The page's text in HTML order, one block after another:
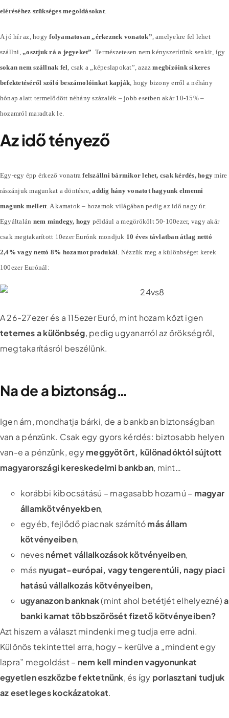
eléréséhez szükséges megoldásokat.
A jó hír az, hogyfolyamatosan „érkeznek vonatok” , amelyekre fel lehet
szállni,„osztjuk rá a jegyeket” . Természetesen nem kényszerítünk senkit, így
sokan nem szállnak fel , csak a „képeslapokat”, azazmegbízóink sikeres
befektetéséről szóló beszámolóinkat kapják , hogy bizony erről a néhány
hónap alatt termelődött néhányszázalék – jobb esetben akár 10-15% –
hozamról maradtak le.
Az idő tényező
Egy-egy épp érkező vonatrafelszállni bármikor lehet, csak kérdés, hogy mire
rászánjuk magunkat a döntésre,addig hány vonatot hagyunk elmenni
magunk mellett. A kamatok – hozamok világában pedig az idő nagy úr.
Egyáltalán nem mindegy, hogy például a megörökölt 50-100ezer, vagy akár
csak megtakarított 10ezer Eurónk mondjuk 10 éves távlatban átlag nettó
2,4% vagy nettó 8% hozamot produkál. Nézzük meg a különbséget kerek
100ezer Eurónál:
A 26-27ezer és a 115ezer Euró, mint hozam közt igen
tetemes a különbség, pedig ugyanarról az örökségről,
megtakarításról beszélünk.
Na de a biztonság…
Igen ám, mondhatja bárki, de a bankban biztonságban
van a pénzünk. Csak egy gyors kérdés: biztosabb helyen
van-e a pénzünk, egymeggyötört, különadóktól sújtott
magyarországi kereskedelmi bankban, mint…
korábbi kibocsátású – magasabb hozamú – magyar
államkötvényekben,
egyéb, fejlődő piacnak számítómás állam
kötvényeiben,
nevesnémet vállalkozások kötvényeiben,
más nyugat-európai, vagy tengerentúli, nagy piaci
hatású vállalkozás kötvényeiben,
ugyanazon banknak(mint ahol betétjét elhelyezné)a
banki kamat többszörösét fizető kötvényeiben?
Azt hiszem a választ mindenki meg tudja erre adni.
Különös tekintettel arra, hogy – kerülve a „mindent egy
lapra” megoldást – nem kell minden vagyonunkat
egyetlen eszközbe fektetnünk, és így porlasztani tudjuk
az esetleges kockázatokat.